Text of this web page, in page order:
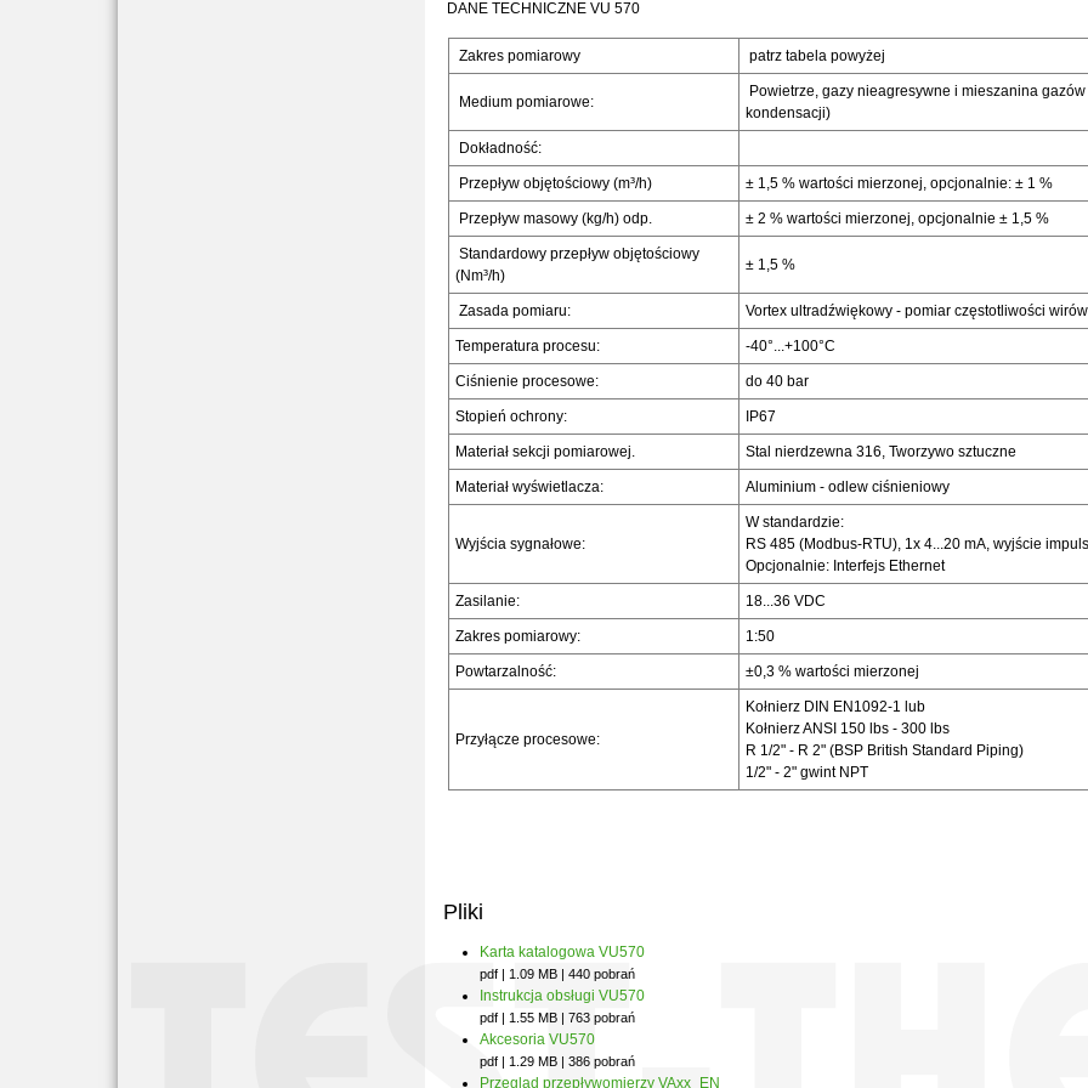
DANE TECHNICZNE VU 570
Zakres pomiarowy patrz tabela powyżej
Medium pomiarowe:
Powietrze, gazy nieagresywne i mieszanina gazów
kondensacji)
Dokładność:
Przepływ objętościowy (m³/h) ± 1,5 % wartości mierzonej, opcjonalnie: ± 1 %
Przepływ masowy (kg/h) odp. ± 2 % wartości mierzonej, opcjonalnie ± 1,5 %
Standardowy przepływ objętościowy
(Nm³/h)
± 1,5 %
Zasada pomiaru: Vortex ultradźwiękowy - pomiar częstotliwości wirów
Temperatura procesu: -40°...+100°C
Ciśnienie procesowe: do 40 bar
Stopień ochrony: IP67
Materiał sekcji pomiarowej. Stal nierdzewna 316, Tworzywo sztuczne
Materiał wyświetlacza: Aluminium - odlew ciśnieniowy
Wyjścia sygnałowe:
W standardzie:
RS 485 (Modbus-RTU), 1x 4...20 mA, wyjście
Opcjonalnie: Interfejs Ethernet
Zasilanie: 18...36 VDC
Zakres pomiarowy: 1:50
Powtarzalność: ±0,3 % wartości mierzonej
Przyłącze procesowe:
Kołnierz DIN EN1092-1 lub
Kołnierz ANSI 150 lbs - 300 lbs
R 1/2" - R 2" (BSP British Standard Piping)
1/2" - 2" gwint NPT
Pliki
Karta katalogowa VU570
pdf | 1.09 MB | 440 pobrań
Instrukcja obsługi VU570
pdf | 1.55 MB | 763 pobrań
Akcesoria VU570
pdf | 1.29 MB | 386 pobrań
Przegląd przepływomierzy VAxx_EN